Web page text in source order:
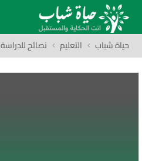
حياة شباب التعليم نصائح للدراسة